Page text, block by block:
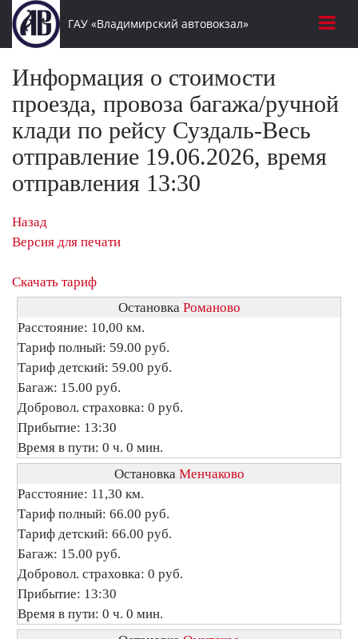
ГАУ «Владимирский автовокзал»
Информация о стоимости
проезда, провоза багажа/ручной
клади по рейсу Суздаль-Весь
отправление 19.06.2026, время
отправления 13:30
Назад
Версия для печати
Скачать тариф
Остановка Романово
Расстояние: 10,00 км.
Тариф полный: 59.00 руб.
Тариф детский: 59.00 руб.
Багаж: 15.00 руб.
Добровол. страховка: 0 руб.
Прибытие: 13:30
Время в пути: 0 ч. 0 мин.
Остановка Менчаково
Расстояние: 11,30 км.
Тариф полный: 66.00 руб.
Тариф детский: 66.00 руб.
Багаж: 15.00 руб.
Добровол. страховка: 0 руб.
Прибытие: 13:30
Время в пути: 0 ч. 0 мин.